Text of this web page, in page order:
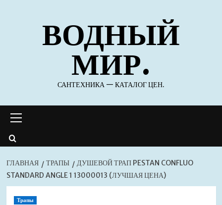
содержимомуВОДНЫЙ
МИР.
САНТЕХНИКА — КАТАЛОГ ЦЕН.
меню
ГЛАВНАЯ ТРАПЫ
ДУШЕВОЙ ТРАП PESTAN CONFLUO
STANDARD ANGLE 1 13000013 (ЛУЧШАЯ ЦЕНА)
Трапы